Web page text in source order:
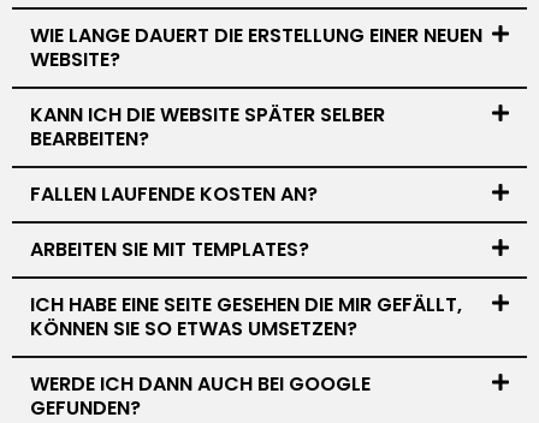
WIE LANGE DAUERT DIE ERSTELLUNG EINER NEUEN
WEBSITE?
KANN ICH DIE WEBSITE SPÄTER SELBER
BEARBEITEN?
FALLEN LAUFENDE KOSTEN AN?
ARBEITEN SIE MIT TEMPLATES?
ICH HABE EINE SEITE GESEHEN DIE MIR GEFÄLLT,
KÖNNEN SIE SO ETWAS UMSETZEN?
WERDE ICH DANN AUCH BEI GOOGLE
GEFUNDEN?